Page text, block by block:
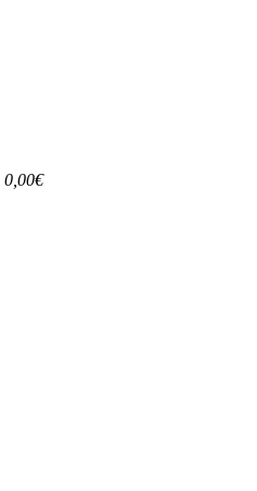
0,00€